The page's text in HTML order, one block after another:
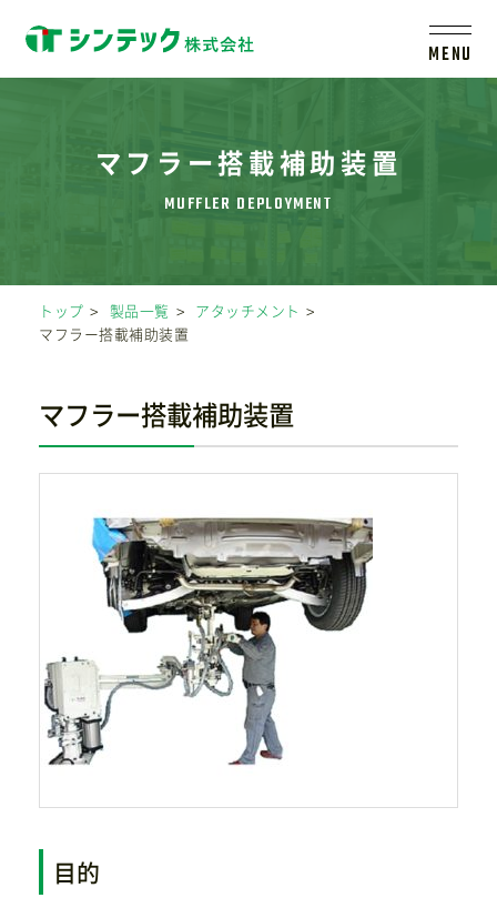
MENU
シンテックについて
会社案内
新着情報
サイトマップ
プライバシーポリシー
CAD/PDFデータ お問い合わせ
シンテック公式Instagram
マフラー搭載補助装置
トップ 製品一覧
アタッチメント
マフラー搭載補助装置
マフラー搭載補助装置
目的